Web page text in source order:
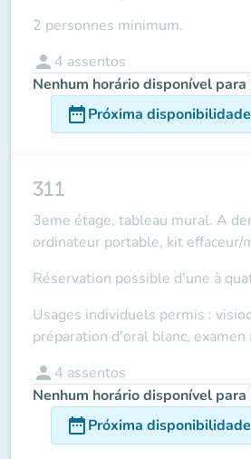
2 personnes minimum.
person 4 assentos
Nenhum horário disponível para
date_rangePróxima disponibilidade
311
3eme étage, tableau mural. A
ordinateur portable, kit effaceur/
Réservation possible d'une à
Usages individuels permis :
préparation d'oral blanc, examen
person 4 assentos
Nenhum horário disponível para
date_rangePróxima disponibilidade